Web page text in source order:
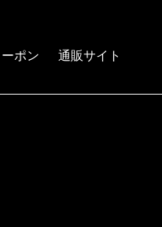
ーポン 通販サイト